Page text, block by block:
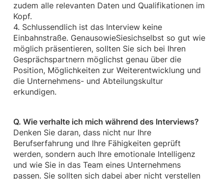
zudem alle relevanten Daten und Qualifikationen im
Kopf.
4. Schlussendlich ist das Interview keine
Einbahnstraße. GenausowieSiesichselbst so gut wie
möglich präsentieren, sollten Sie sich bei Ihren
Gesprächspartnern möglichst genau über die
Position, Möglichkeiten zur Weiterentwicklung und
die Unternehmens- und Abteilungskultur
erkundigen.
Q. Wie verhalte ich mich während des Interviews?
Denken Sie daran, dass nicht nur Ihre
Berufserfahrung und Ihre Fähigkeiten geprüft
werden, sondern auch Ihre emotionale Intelligenz
und wie Sie in das Team eines Unternehmens
passen. Sie sollten sich dabei aber nicht verstellen